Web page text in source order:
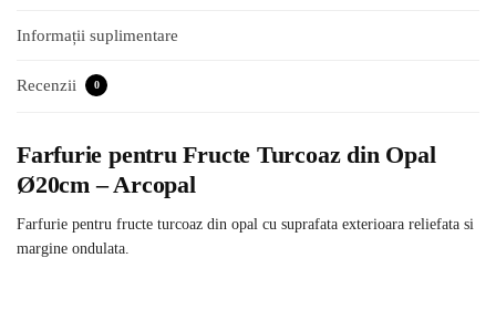
Informații suplimentare
Recenzii 0
Farfurie pentru Fructe Turcoaz din Opal
Ø20cm – Arcopal
Farfurie pentru fructe turcoaz din opal cu suprafata exterioara reliefata si
margine ondulata.